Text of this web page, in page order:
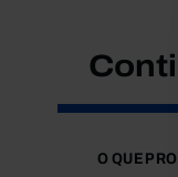
O QUE